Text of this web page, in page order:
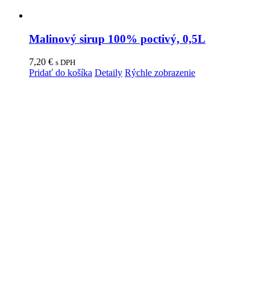
Malinový sirup 100% poctivý, 0,5L
7,20 € s DPH
Pridať do košíka Detaily Rýchle zobrazenie